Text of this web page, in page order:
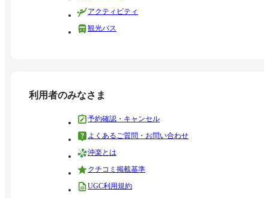
アクティビティ
観光バス
利用者のみなさま
予約確認・キャンセル
よくあるご質問・お問い合わせ
沖楽とは
クチコミ掲載基準
UGC利用規約